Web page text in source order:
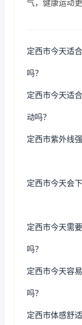
气，健康运动更
定西市今天适
吗？
定西市今天适
动吗？
定西市紫外线强
定西市今天会下
定西市今天需
吗？
定西市今天容
吗？
定西市体感舒